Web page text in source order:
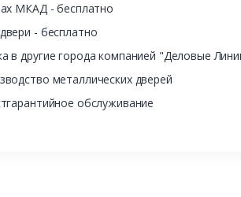
МКАД - бесплатно
- бесплатно
в другие города компанией "Деловые
металлических дверей
обслуживание